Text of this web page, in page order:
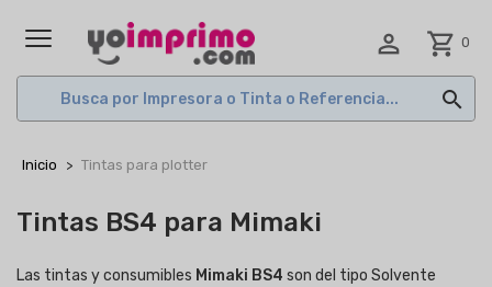
 shopping_cart 0

Inicio Tintas para plotter
Tintas BS4 para Mimaki
Las tintas y consumibles Mimaki BS4 son del tipo Solvente